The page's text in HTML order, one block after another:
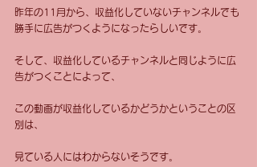
昨年の11月から、収益化していないチャンネルでも
勝手に広告がつくようになったらしいです。
そして、収益化しているチャンネルと同じように広
告がつくことによって、
この動画が収益化しているかどうかということの区
別は、
見ている人にはわからないそうです。